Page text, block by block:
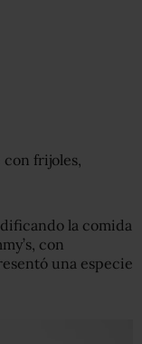
con frijoles,
la comida
con
una especie